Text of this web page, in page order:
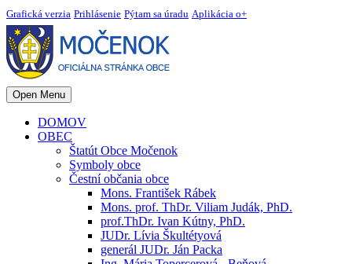
Grafická verzia Prihlásenie Pýtam sa úradu Aplikácia o+
Open Menu
DOMOV
OBEC
Štatút Obce Močenok
Symboly obce
Čestní občania obce
Mons. František Rábek
Mons. prof. ThDr. Viliam Judák, PhD.
prof.ThDr. Ivan Kútny, PhD.
JUDr. Lívia Škultétyová
generál JUDr. Ján Packa